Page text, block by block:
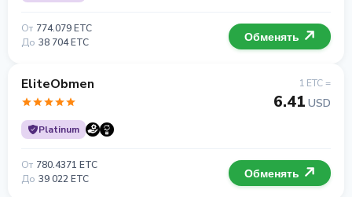
От 774.079 ETC
До 38 704 ETC Обменять
EliteObmen
Platinum
1 ETC =
6.41 USD
От 780.4371 ETC
До 39 022 ETC Обменять